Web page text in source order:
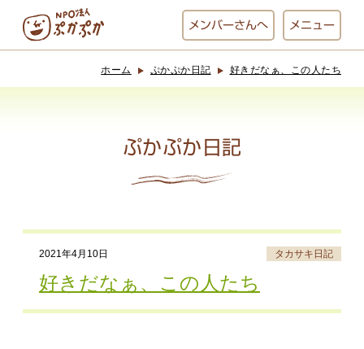
メンバーさんへ メニュー
お休み中
ホーム ぷかぷか日記 好きだなぁ、この人たち
ぷかぷか日記
2021年4月10日 タカサキ日記
好きだなぁ、この人たち